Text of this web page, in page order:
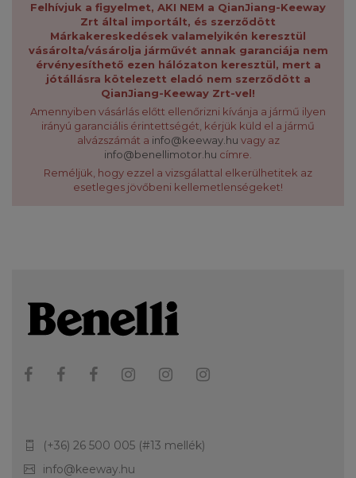
Felhívjuk a figyelmet, AKI NEM a QianJiang-Keeway
Zrt által importált, és szerződött
Márkakereskedések valamelyikén keresztül
vásárolta/vásárolja járművét annak garanciája nem
érvényesíthető ezen hálózaton keresztül, mert a
jótállásra kötelezett eladó nem szerződött a
QianJiang-Keeway Zrt-vel!
Amennyiben vásárlás előtt ellenőrizni kívánja a jármű ilyen
irányú garanciális érintettségét, kérjük küld el a jármű
alvázszámát a info@keeway.hu vagy az
info@benellimotor.hu címre.
Reméljük, hogy ezzel a vizsgálattal elkerülhetitek az
esetleges jövőbeni kellemetlenségeket!
(+36) 26 500 005 (#13 mellék)
info@keeway.hu